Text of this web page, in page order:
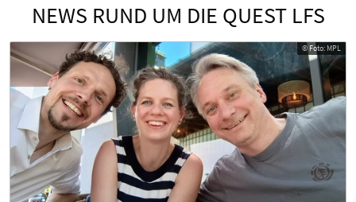
NEWS RUND UM DIE QUEST LFS
© Foto: MPL